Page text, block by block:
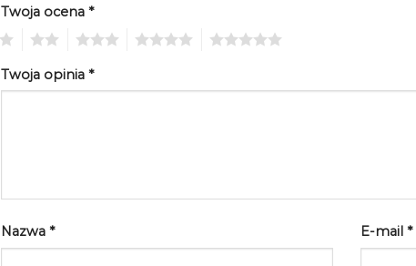
Twoja ocena *
Twoja opinia *
Nazwa * E-mail *